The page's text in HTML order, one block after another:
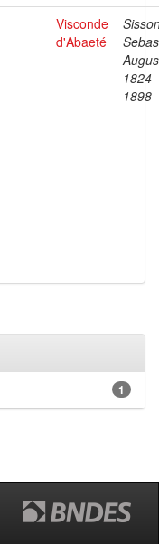
Visconde
d'Abaeté
1824-
1898
1